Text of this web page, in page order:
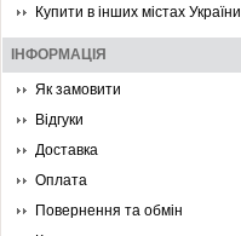
Купити в інших містах України
ІНФОРМАЦІЯ
Як замовити
Відгуки
Доставка
Оплата
Повернення та обмін